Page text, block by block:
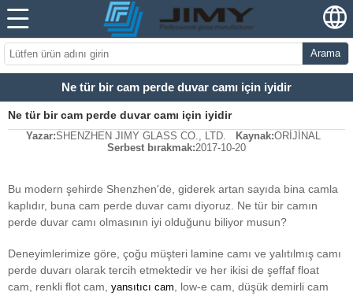
Arama
Ne tür bir cam perde duvar camı için iyidir
Ne tür bir cam perde duvar camı için iyidir
Yazar:SHENZHEN JIMY GLASS CO., LTD. Kaynak:ORİJİNAL
Serbest bırakmak:2017-10-20
Bu modern şehirde Shenzhen'de, giderek artan sayıda bina camla
kaplıdır, buna cam perde duvar camı diyoruz. Ne tür bir camın
perde duvar camı olmasının iyi olduğunu biliyor musun?
Deneyimlerimize göre, çoğu müşteri lamine camı ve yalıtılmış camı
perde duvarı olarak tercih etmektedir ve her ikisi de şeffaf float
cam, renkli flot cam, yansıtıcı cam , low-e cam, düşük demirli cam